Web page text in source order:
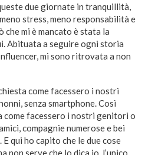
due giornate in tranquillità,
stress, meno responsabilità e
che mi è mancato è stata la
Abituata a seguire ogni storia
mi sono ritrovata a non
come facessero i nostri
senza smartphone. Così
come facessero i nostri genitori o
compagnie numerose e bei
qui ho capito che le due cose
non serve che lo dica io, l’unico